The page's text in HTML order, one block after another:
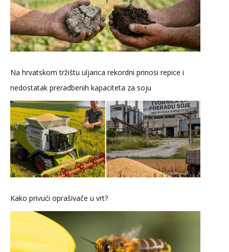
Na hrvatskom tržištu uljarica rekordni prinosi repice i
nedostatak preradbenih kapaciteta za soju
Kako privući oprašivače u vrt?